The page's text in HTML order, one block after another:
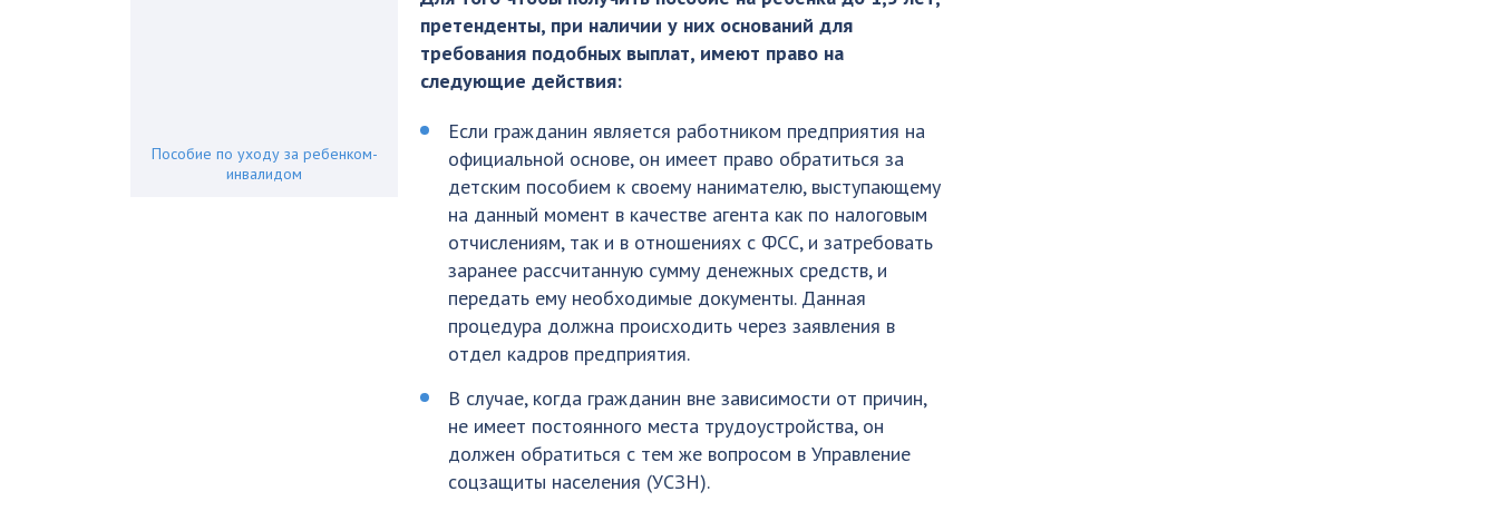
Пособие по уходу за ребенком-
инвалидом
претенденты, при наличии у них оснований для
требования подобных выплат, имеют право на
следующие действия:
Если гражданин является работником предприятия на
официальной основе, он имеет право обратиться за
детским пособием к своему нанимателю, выступающему
на данный момент в качестве агента как по налоговым
отчислениям, так и в отношениях с ФСС, и затребовать
заранее рассчитанную сумму денежных средств, и
передать ему необходимые документы. Данная
процедура должна происходить через заявления в
отдел кадров предприятия.
В случае, когда гражданин вне зависимости от причин,
не имеет постоянного места трудоустройства, он
должен обратиться с тем же вопросом в Управление
соцзащиты населения (УСЗН).